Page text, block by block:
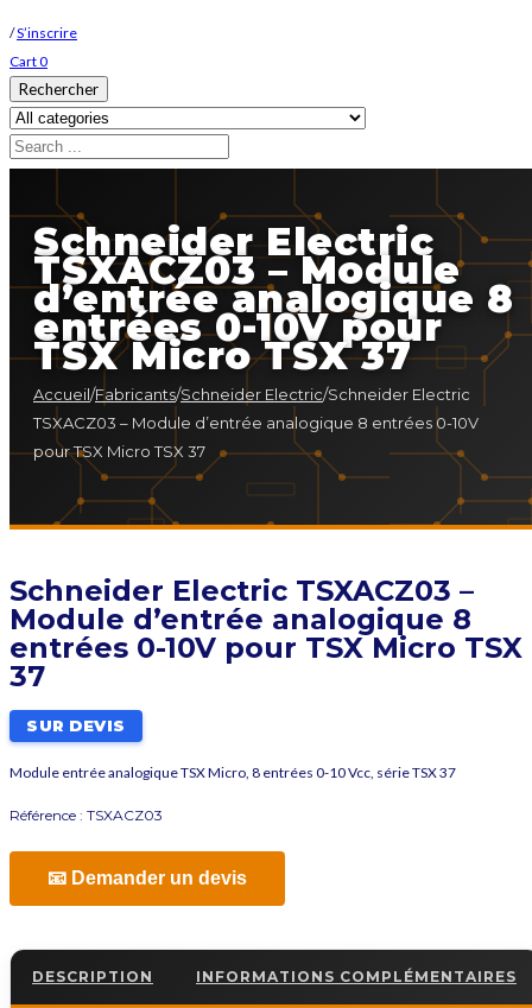
/S’inscrire
Cart0
Rechercher
Schneider Electric
TSXACZ03 – Module
d’entrée analogique 8
entrées 0-10V pour
TSX Micro TSX 37
Accueil/Fabricants/Schneider Electric/Schneider Electric
TSXACZ03 – Module d’entrée analogique 8 entrées 0-10V
pour TSX Micro TSX 37
Schneider Electric TSXACZ03 –
Module d’entrée analogique 8
entrées 0-10V pour TSX Micro TSX
37
SUR DEVIS
Module entrée analogique TSX Micro, 8 entrées 0-10 Vcc, série TSX 37
Référence : TSXACZ03
📧 Demander un devis
DESCRIPTION INFORMATIONS COMPLÉMENTAIRES